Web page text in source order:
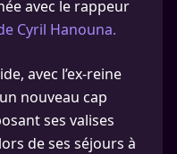
avec le rappeur
Cyril Hanouna.
avec l’ex-reine
nouveau cap
ses valises
de ses séjours à